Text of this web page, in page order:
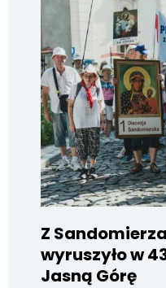
Z
wyruszyło w
Jasną Górę